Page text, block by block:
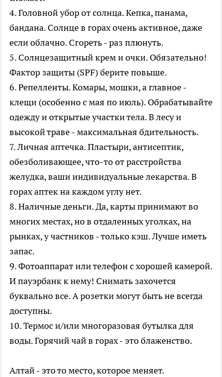
4. Головной убор от солнца. Кепка, панама,
бандана. Солнце в горах очень активное, даже
если облачно. Сгореть - раз плюнуть.
5. Солнцезащитный крем и очки. Обязательно!
Фактор защиты (SPF) берите повыше.
6. Репелленты. Комары, мошки, а главное -
клещи (особенно с мая по июль). Обрабатывайте
одежду и открытые участки тела. В лесу и
высокой траве - максимальная бдительность.
7. Личная аптечка. Пластыри, антисептик,
обезболивающее, что-то от расстройства
желудка, ваши индивидуальные лекарства. В
горах аптек на каждом углу нет.
8. Наличные деньги. Да, карты принимают во
многих местах, но в отдаленных уголках, на
рынках, у частников - только кэш. Лучше иметь
запас.
9. Фотоаппарат или телефон с хорошей камерой.
И пауэрбанк к нему! Снимать захочется
буквально все. А розетки могут быть не всегда
доступны.
10. Термос и/или многоразовая бутылка для
воды. Горячий чай в горах - это блаженство.
Алтай - это то место, которое меняет.